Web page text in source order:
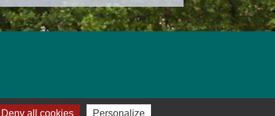
all cookies Personalize